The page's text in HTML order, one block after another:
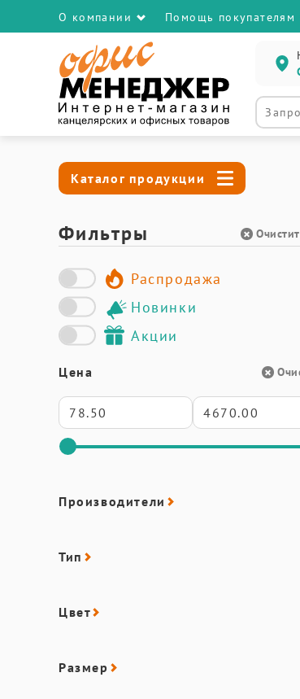
О компании Помощь покупателям
Каталог продукции
Фильтры
Распродажа
Новинки
Акции
Цена
Производители
Тип
Цвет
Размер